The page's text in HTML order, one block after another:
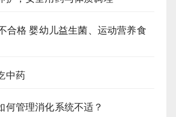
合格 婴幼儿益生菌、运动营养食
中药
何管理消化系统不适？